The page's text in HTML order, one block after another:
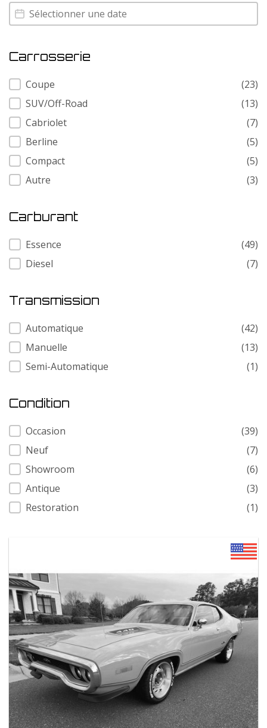
Annee
Annee
Carrosserie
Carrosserie
Coupe
(23)
SUV/Off-Road
(13)
Cabriolet
(7)
Berline
(5)
Compact
(5)
Autre
(3)
Carburant
Carburant
Essence
(49)
Diesel
(7)
Transmission
Transmission
Automatique
(42)
Manuelle
(13)
Semi-Automatique
(1)
Condition
Condition
Occasion
(39)
Neuf
(7)
Showroom
(6)
Antique
(3)
Restoration
(1)